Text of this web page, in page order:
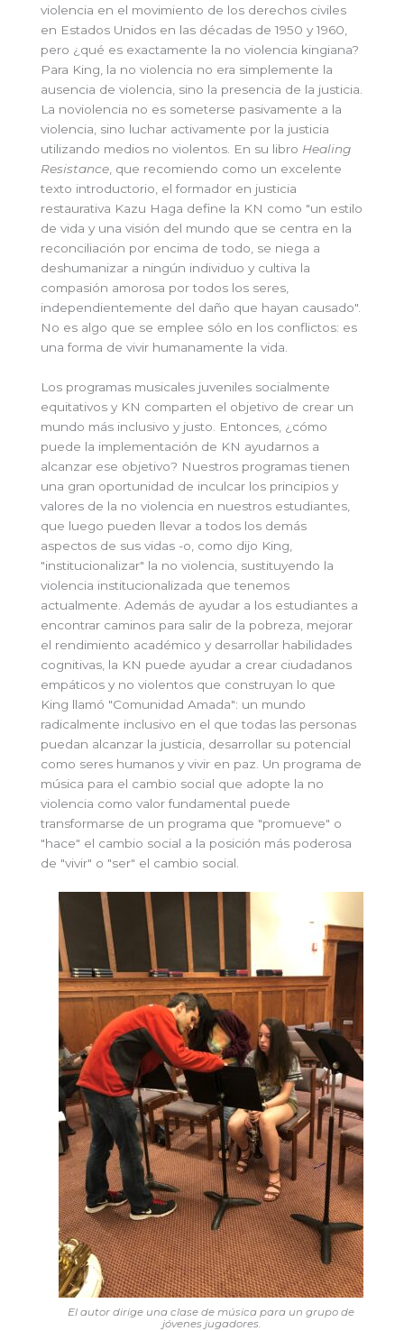
violencia en el movimiento de los derechos civiles
en Estados Unidos en las décadas de 1950 y 1960,
pero ¿qué es exactamente la no violencia kingiana?
Para King, la no violencia no era simplemente la
ausencia de violencia, sino la presencia de la justicia.
La noviolencia no es someterse pasivamente a la
violencia, sino luchar activamente por la justicia
utilizando medios no violentos. En su libro Healing
Resistance , que recomiendo como un excelente
texto introductorio, el formador en justicia
restaurativa Kazu Haga define la KN como "un estilo
de vida y una visión del mundo que se centra en la
reconciliación por encima de todo, se niega a
deshumanizar a ningún individuo y cultiva la
compasión amorosa por todos los seres,
independientemente del daño que hayan causado".
No es algo que se emplee sólo en los conflictos: es
una forma de vivir humanamente la vida.
Los programas musicales juveniles socialmente
equitativos y KN comparten el objetivo de crear un
mundo más inclusivo y justo. Entonces, ¿cómo
puede la implementación de KN ayudarnos a
alcanzar ese objetivo? Nuestros programas tienen
una gran oportunidad de inculcar los principios y
valores de la no violencia en nuestros estudiantes,
que luego pueden llevar a todos los demás
aspectos de sus vidas -o, como dijo King,
"institucionalizar" la no violencia, sustituyendo la
violencia institucionalizada que tenemos
actualmente. Además de ayudar a los estudiantes a
encontrar caminos para salir de la pobreza, mejorar
el rendimiento académico y desarrollar habilidades
cognitivas, la KN puede ayudar a crear ciudadanos
empáticos y no violentos que construyan lo que
King llamó "Comunidad Amada": un mundo
radicalmente inclusivo en el que todas las personas
puedan alcanzar la justicia, desarrollar su potencial
como seres humanos y vivir en paz. Un programa de
música para el cambio social que adopte la no
violencia como valor fundamental puede
transformarse de un programa que "promueve" o
"hace" el cambio social a la posición más poderosa
de "vivir" o "ser" el cambio social.
El autor dirige una clase de música para un grupo de
jóvenes jugadores.